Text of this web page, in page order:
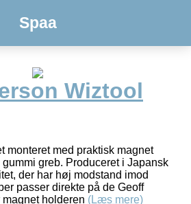
Spaa
Wiztool
monteret med praktisk magnet
greb. Produceret i Japansk
der har høj modstand imod
passer direkte på de Geoff
holderen (Læs mere)